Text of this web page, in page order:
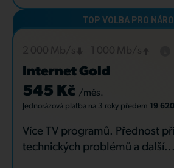
Internet Gold
545 Kč /měs.
Jednorázová platba na 3 roky předem 19
Více TV programů. Přednost
technických problémů a další...